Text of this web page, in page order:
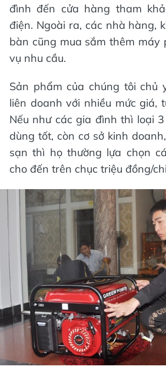
đình đến cửa hàng tham
điện. Ngoài ra, các nhà hàng,
bàn cũng mua sắm thêm máy
vụ nhu cầu.
Sản phẩm của chúng tôi chủ
liên doanh với nhiều mức giá,
Nếu như các gia đình thì loại
dùng tốt, còn cơ sở kinh
sạn thì họ thường lựa chọn
cho đến trên chục triệu đồng/